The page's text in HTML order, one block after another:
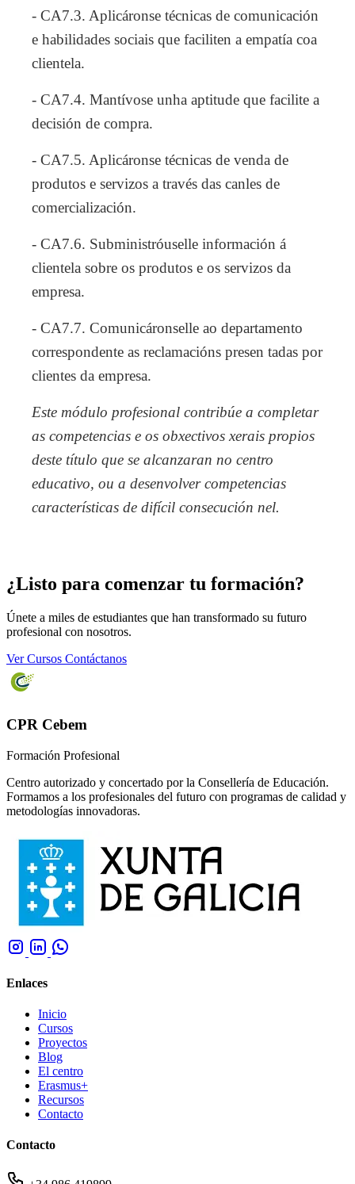
- CA7.3. Aplicáronse técnicas de comunicación
e habilidades sociais que faciliten a empatía coa
clientela.
- CA7.4. Mantívose unha aptitude que facilite a
decisión de compra.
- CA7.5. Aplicáronse técnicas de venda de
produtos e servizos a través das canles de
comercialización.
- CA7.6. Subministróuselle información á
clientela sobre os produtos e os servizos da
empresa.
- CA7.7. Comunicáronselle ao departamento
correspondente as reclamacións presen tadas por
clientes da empresa.
Este módulo profesional contribúe a completar
as competencias e os obxectivos xerais propios
deste título que se alcanzaran no centro
educativo, ou a desenvolver competencias
características de difícil consecución nel.
¿Listo para comenzar tu formación?
Únete a miles de estudiantes que han transformado su futuro
profesional con nosotros.
Ver Cursos Contáctanos
CPR Cebem
Formación Profesional
Centro autorizado y concertado por la Consellería de Educación.
Formamos a los profesionales del futuro con programas de calidad y
metodologías innovadoras.
Enlaces
Inicio
Cursos
Proyectos
Blog
El centro
Erasmus+
Recursos
Contacto
Contacto